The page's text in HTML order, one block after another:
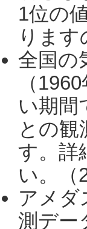
1位の
りま
全国の
（
い期間
との観
す。詳
い。（
アメダ
測デー